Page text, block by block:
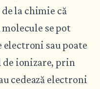
la chimie că
se pot
sau poate
ionizare, prin
cedează electroni